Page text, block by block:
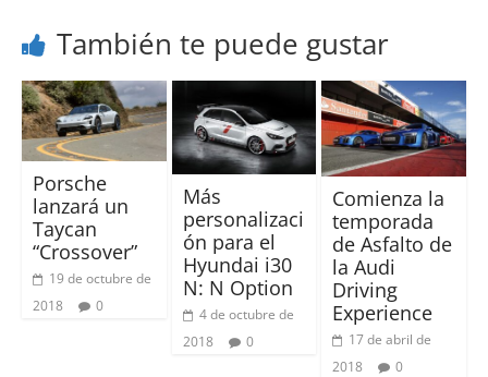
También te puede gustar
Porsche
lanzará un
Taycan
“Crossover”
19 de octubre de
2018
0
Más
personalizaci
ón para el
Hyundai i30
N: N Option
4 de octubre de
2018
0
Comienza la
temporada
de Asfalto de
la Audi
Driving
Experience
17 de abril de
2018
0